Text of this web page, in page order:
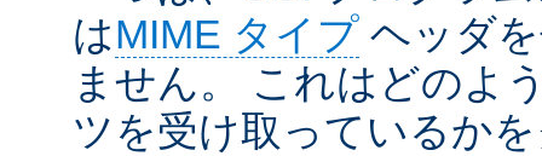
はMIME タイプ ヘッダ
ません。 これはどのよ
ツを受け取っているか